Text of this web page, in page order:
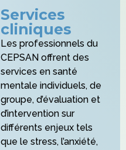
Services
cliniques
Les professionnels du
CEPSAN offrent des
services en santé
mentale individuels, de
groupe, d’évaluation et
d’intervention sur
différents enjeux tels
que le stress, l’anxiété,